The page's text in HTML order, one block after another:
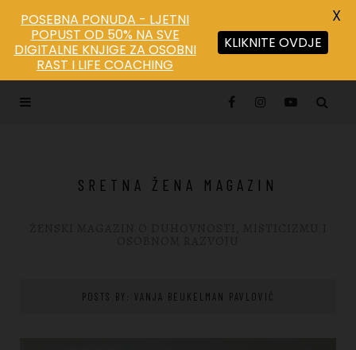
SRETNA ŽENA MAGAZIN
POSTS BY: VANJA BEUKELMAN PAVLOVIĆ
POSEBNA PONUDA - LJETNI
POPUST OD 50% NA SVE
DIGITALNE KNJIGE ZA OSOBNI
RAST I LIFE COACHING
KLIKNITE OVDJE
X
Save